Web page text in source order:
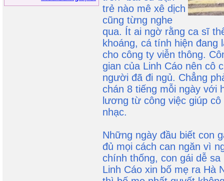
trẻ nào mê xê dịch
cũng từng nghe
qua. Ít ai ngờ rằng ca sĩ
khoáng, cá tính hiện đang
cho công ty viễn thông.
gian của Linh Cáo nên cô
người đã đi ngủ. Chẳng
chán 8 tiếng mỗi ngày với
lương từ công việc giúp
nhạc.
Những ngày đầu biết con
đủ mọi cách can ngăn vì
chính thống, con gái dễ
Linh Cáo xin bố mẹ ra Hà